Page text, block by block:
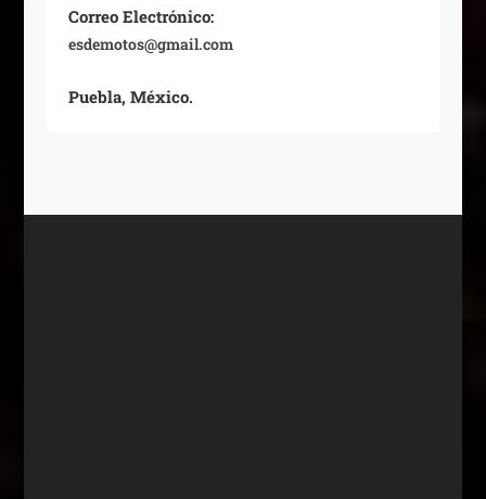
Correo Electrónico:
esdemotos@gmail.com
Puebla, México.